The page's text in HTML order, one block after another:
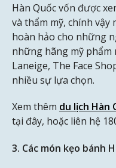
Hàn Quốc vốn được
và thẩm mỹ, chính vậy
hoàn hảo cho những
những hãng mỹ
Laneige, The Face
nhiều sự lựa chọn.
Xem thêm du lịch Hàn
tại đây, hoặc liên hệ
3. Các món kẹo bánh